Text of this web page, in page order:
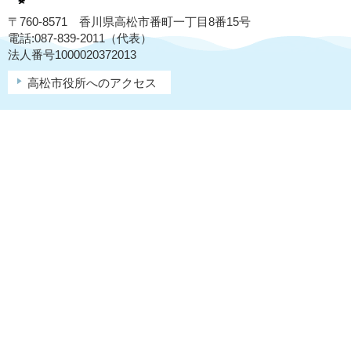
〒760-8571 香川県高松市番町一丁目8番15号
電話:087-839-2011（代表）
法人番号1000020372013
高松市役所へのアクセス